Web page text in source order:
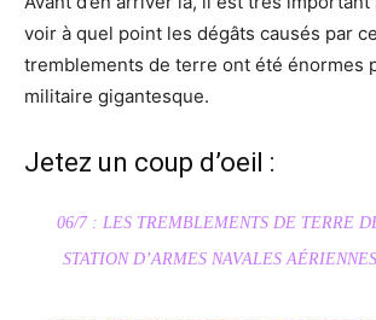
voir à quel point les dégâts causés par
tremblements de terre ont été énormes
militaire gigantesque.
Jetez un coup d’oeil :
06/7 : LES TREMBLEMENTS DE TERRE
STATION D’ARMES NAVALES